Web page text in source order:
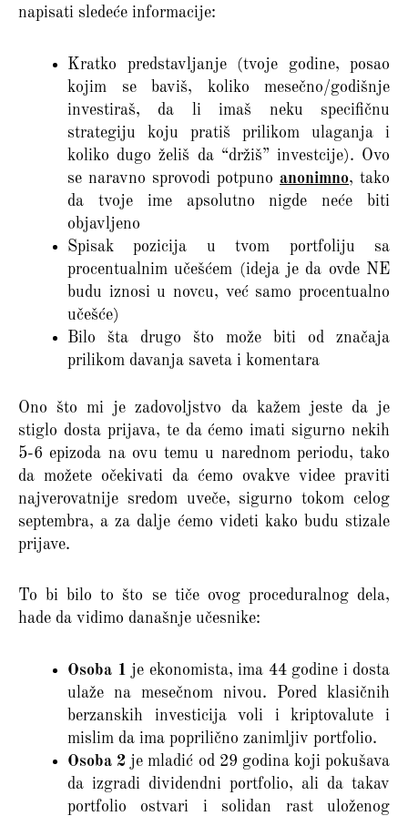
napisati sledeće informacije:
Kratko predstavljanje (tvoje godine, posao
kojim se baviš, koliko mesečno/godišnje
investiraš, da li imaš neku specifičnu
strategiju koju pratiš prilikom ulaganja i
koliko dugo želiš da “držiš” investcije). Ovo
se naravno sprovodi potpuno anonimno, tako
da tvoje ime apsolutno nigde neće biti
objavljeno
Spisak pozicija u tvom portfoliju sa
procentualnim učešćem (ideja je da ovde NE
budu iznosi u novcu, već samo procentualno
učešće)
Bilo šta drugo što može biti od značaja
prilikom davanja saveta i komentara
Ono što mi je zadovoljstvo da kažem jeste da je
stiglo dosta prijava, te da ćemo imati sigurno nekih
5-6 epizoda na ovu temu u narednom periodu, tako
da možete očekivati da ćemo ovakve videe praviti
najverovatnije sredom uveče, sigurno tokom celog
septembra, a za dalje ćemo videti kako budu stizale
prijave.
To bi bilo to što se tiče ovog proceduralnog dela,
hade da vidimo današnje učesnike:
Osoba 1
je ekonomista, ima 44 godine i dosta
ulaže na mesečnom nivou. Pored klasičnih
berzanskih investicija voli i kriptovalute i
mislim da ima poprilično zanimljiv portfolio.
Osoba 2 je mladić od 29 godina koji pokušava
da izgradi dividendni portfolio, ali da takav
portfolio ostvari i solidan rast uloženog